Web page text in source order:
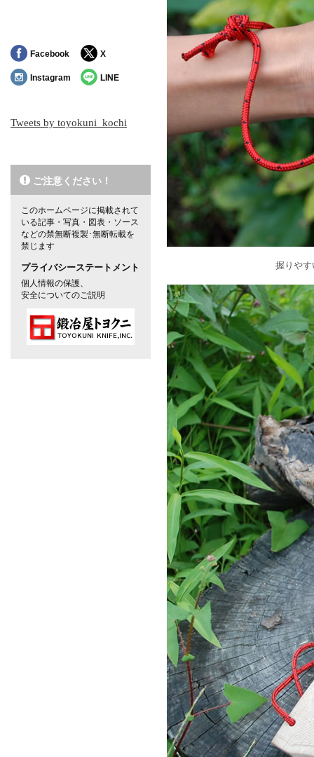
握りや
Facebook X
Instagram LINE
Tweets by toyokuni_kochi
ご注意ください！
このホームページに掲載されて
いる記事・写真・図表・ソース
などの禁無断複製･無断転載を
禁じます
プライバシーステートメント
個人情報の保護、
安全についてのご説明